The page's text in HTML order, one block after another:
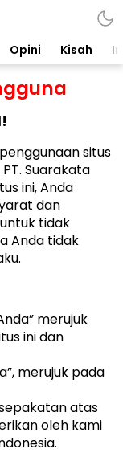
Opini Kisah
situs
Suarakata
ini, Anda
dan
tidak
Anda tidak
merujuk
ini dan
merujuk pada
atas
oleh kami